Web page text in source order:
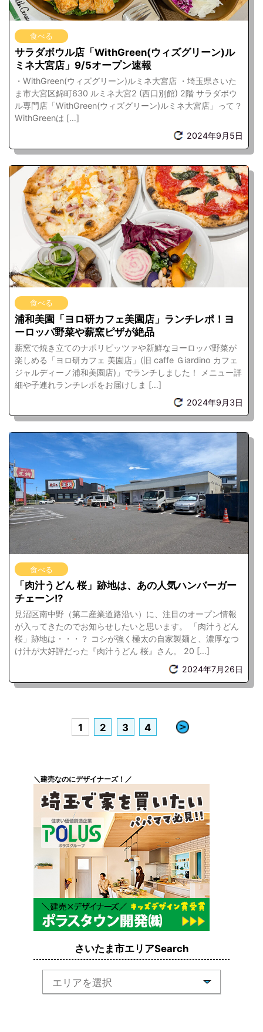
食べる
サラダボウル店「WithGreen(ウィズグリーン)ル
ミネ大宮店」9/5オープン速報
・WithGreen(ウィズグリーン)ルミネ大宮店 ・埼玉県さいた
ま市大宮区錦町630 ルミネ大宮2 (西口別館) 2階 サラダボウ
ル専門店「WithGreen(ウィズグリーン)ルミネ大宮店」って？
WithGreenは […]
2024年9月5日
食べる
浦和美園「ヨロ研カフェ美園店」ランチレポ！ヨ
ーロッパ野菜や薪窯ピザが絶品
薪窯で焼き立てのナポリピッツァや新鮮なヨーロッパ野菜が
楽しめる「ヨロ研カフェ 美園店」(旧 caffe Ｇiardino カフェ
ジャルディーノ浦和美園店)」でランチしました！ メニュー詳
細や子連れランチレポをお届けしま […]
2024年9月3日
食べる
「肉汁うどん 桜」跡地は、あの人気ハンバーガー
チェーン!?
見沼区南中野（第二産業道路沿い）に、注目のオープン情報
が入ってきたのでお知らせしたいと思います。 「肉汁うどん
桜」跡地は・・・？ コシが強く極太の自家製麺と、濃厚なつ
け汁が大好評だった『肉汁うどん 桜』さん。 20 […]
2024年7月26日
1 2 3 4 »
＼建売なのにデザイナーズ！／
さいたま市エリアSearch